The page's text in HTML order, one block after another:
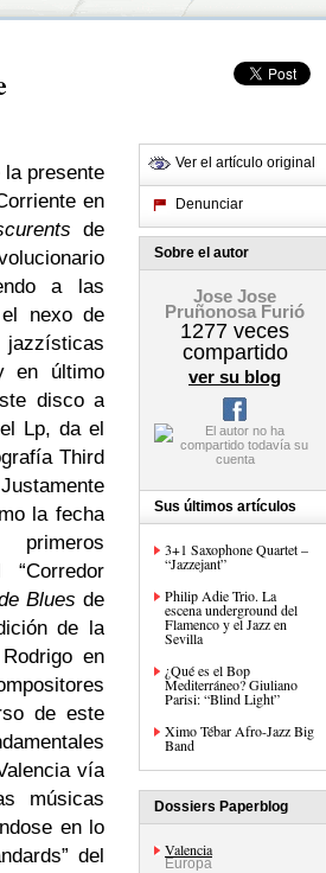
presente
en
de
a las
nexo de
en último
disco a
Lp, da el
Third
Justamente
la fecha
Bluesde
de la
en
de este
vía
músicas
en lo
del
Ver el artículo original
Denunciar
Sobre el autor
Jose Jose
Pruñonosa Furió
1277 veces
compartido
ver su blog
Sus últimos artículos
3+1 Saxophone Quartet –
“Jazzejant”
Philip Adie Trio. La
escena underground del
Flamenco y el Jazz en
Sevilla
¿Qué es el Bop
Mediterráneo? Giuliano
Parisi: “Blind Light”
Ximo Tébar Afro-Jazz Big
Band
Dossiers Paperblog
Valencia
Europa